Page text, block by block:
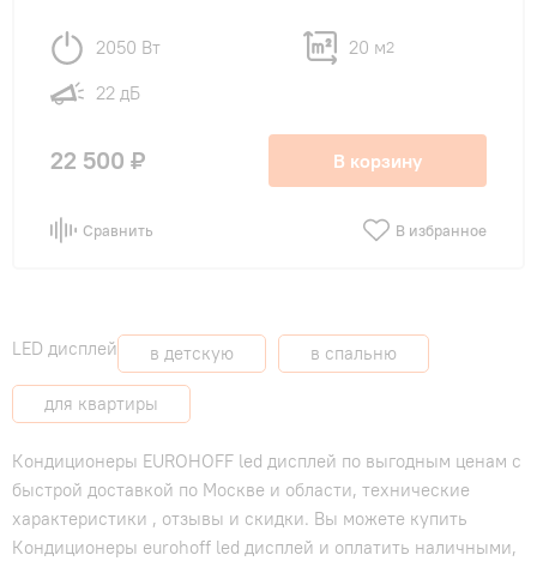
2050 Вт 20 м2
22 дБ
22 500 ₽ В корзину
Сравнить В избранное
LED дисплей в детскую в спальню
для квартиры
Кондиционеры EUROHOFF led дисплей по выгодным ценам с
быстрой доставкой по Москве и области, технические
характеристики , отзывы и скидки. Вы можете купить
Кондиционеры eurohoff led дисплей и оплатить наличными,